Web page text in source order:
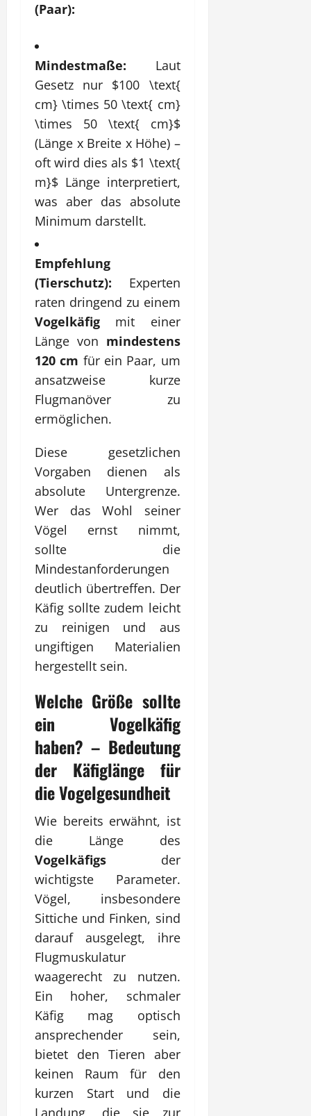
(Paar):
Mindestmaße: Laut
Gesetz nur $100 \text{
cm} \times 50 \text{ cm}
\times 50 \text{ cm}$
(Länge x Breite x Höhe) –
oft wird dies als $1 \text{
m}$ Länge interpretiert,
was aber das absolute
Minimum darstellt.
Empfehlung
(Tierschutz): Experten
raten dringend zu einem
Vogelkäfig mit einer
Länge von mindestens
120 cm für ein Paar, um
ansatzweise kurze
Flugmanöver zu
ermöglichen.
Diese gesetzlichen
Vorgaben dienen als
absolute Untergrenze.
Wer das Wohl seiner
Vögel ernst nimmt,
sollte die
Mindestanforderungen
deutlich übertreffen. Der
Käfig sollte zudem leicht
zu reinigen und aus
ungiftigen Materialien
hergestellt sein.
Welche Größe sollte
ein Vogelkäfig
haben? – Bedeutung
der Käfiglänge für
die Vogelgesundheit
Wie bereits erwähnt, ist
die Länge des
Vogelkäfigs der
wichtigste Parameter.
Vögel, insbesondere
Sittiche und Finken, sind
darauf ausgelegt, ihre
Flugmuskulatur
waagerecht zu nutzen.
Ein hoher, schmaler
Käfig mag optisch
ansprechender sein,
bietet den Tieren aber
keinen Raum für den
kurzen Start und die